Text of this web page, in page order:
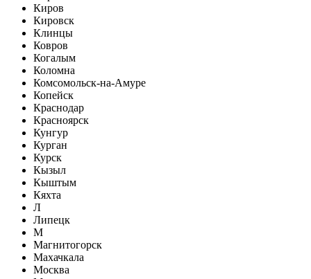
Киров
Кировск
Клинцы
Ковров
Когалым
Коломна
Комсомольск-на-Амуре
Копейск
Краснодар
Красноярск
Кунгур
Курган
Курск
Кызыл
Кыштым
Кяхта
Л
Липецк
М
Магнитогорск
Махачкала
Москва